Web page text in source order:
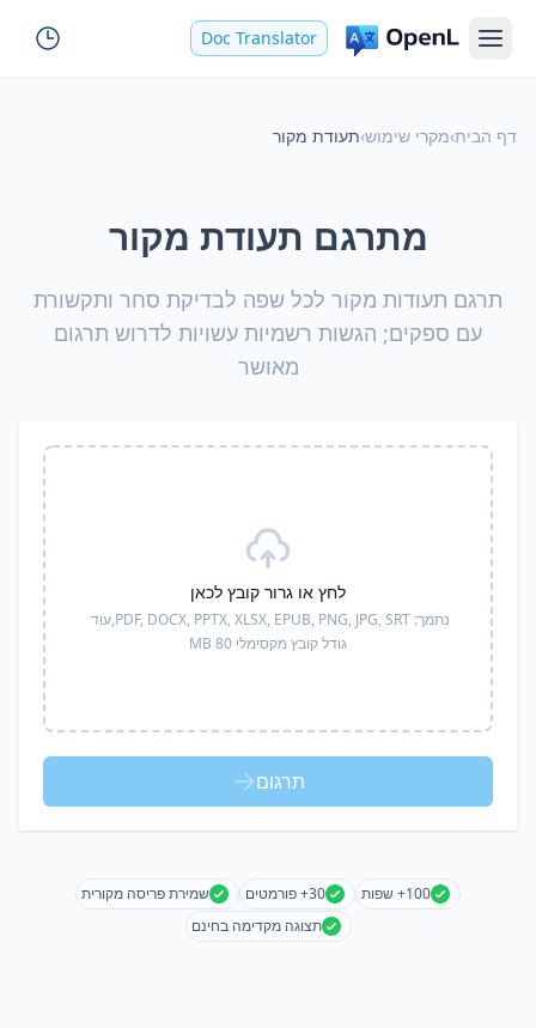
Doc Translator
דף הבית›מקרי שימוש›תעודת מקור
מתרגם תעודת מקור
תרגם תעודות מקור לכל שפה לבדיקת סחר ותקשורת
עם ספקים; הגשות רשמיות עשויות לדרוש תרגום
מאושר
לחץ או גרור קובץ לכאן
נתמך: PDF, DOCX, PPTX, XLSX, EPUB, PNG, JPG, SRT, עוד
גודל קובץ מקסימלי 80 MB
תרגום
100+ שפות 30+ פורמטים
שמירת פריסה מקורית
תצוגה מקדימה בחינם